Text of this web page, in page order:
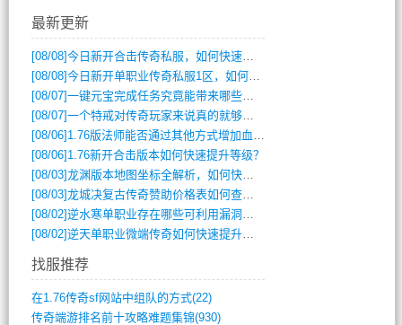
最新更新
[08/08]今日新开合击传奇私服，如何快速提升角色战力？
[08/08]今日新开单职业传奇私服1区，如何快速升级与获取顶级装备？
[08/07]一键元宝完成任务究竟能带来哪些超值优势？
[08/07]一个特戒对传奇玩家来说真的就够用了吗？
[08/06] 1.76版法师能否通过其他方式增加血量？
[08/06] 1.76新开合击版本如何快速提升等级？
[08/03]龙渊版本地图坐标全解析，如何快速定位BOSS位置？
[08/03]龙城决复古传奇赞助价格表如何查询？
[08/02]逆水寒单职业存在哪些可利用漏洞？如何快速提升战力？
[08/02]逆天单职业微端传奇如何快速提升战力？新手必看攻略
找服推荐
在1.76传奇sf网站中组队的方式(22)
传奇端游排名前十攻略难题集锦(930)